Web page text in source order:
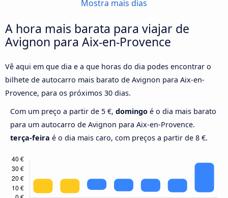
Mostra mais dias
A hora mais barata para viajar de
Avignon para Aix-en-Provence
Vê aqui em que dia e a que horas do dia podes encontrar o
bilhete de autocarro mais barato de Avignon para Aix-en-
Provence, para os próximos 30 dias.
Com um preço a partir de 5 €, domingo é o dia mais barato
para um autocarro de Avignon para Aix-en-Provence.
terça-feira é o dia mais caro, com preços a partir de 8 €.